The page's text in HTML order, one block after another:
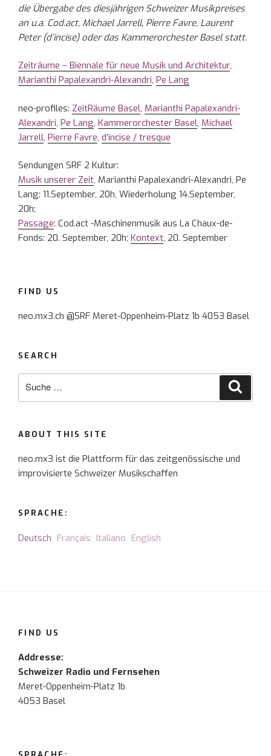
die Übergabe des diesjährigen Schweizer Musikpreises
an u.a. Cod.act, Michael Jarrell, Pierre Favre, Laurent
Peter (d’incise) oder das Kammerorchester Basel statt.
Zeiträume – Biennale für neue Musik und Architektur,
Marianthi Papalexandri-Alexandri, Pe Lang
neo-profiles: ZeitRäume Basel, Marianthi Papalexandri-
Alexandri, Pe Lang, Kammerorchester Basel, Michael
Jarrell, Pierre Favre, d’incise / tresque
Sendungen SRF 2 Kultur:
Musik unserer Zeit, Marianthi Papalexandri-Alexandri, Pe
Lang: 11.September, 20h, Wiederholung 14.September,
20h;
Passage: Cod.act -Maschinenmusik aus La Chaux-de-
Fonds: 20. September, 20h; Kontext, 20. September
FIND US
neo.mx3.ch @SRF Meret-Oppenheim-Platz 1b 4053 Basel
SEARCH
ABOUT THIS SITE
neo.mx3 ist die Plattform für das zeitgenössische und
improvisierte Schweizer Musikschaffen
SPRACHE:
Deutsch Français Italiano English
FIND US
Addresse:
Schweizer Radio und Fernsehen
Meret-Oppenheim-Platz 1b
4053 Basel